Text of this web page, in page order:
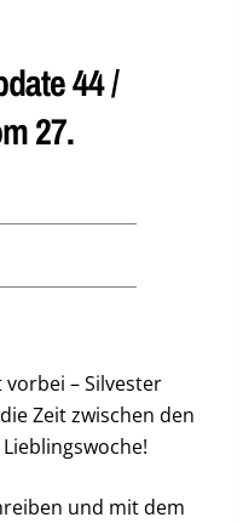
44 /
27.
– Silvester
Zeit zwischen den
und mit dem